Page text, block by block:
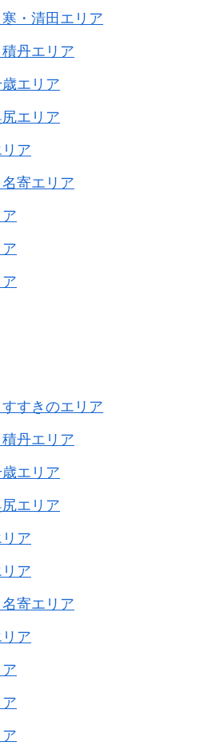
・清田エリア
丹エリア
エリア
エリア
ア
寄エリア
すきのエリア
丹エリア
エリア
エリア
ア
ア
寄エリア
ア